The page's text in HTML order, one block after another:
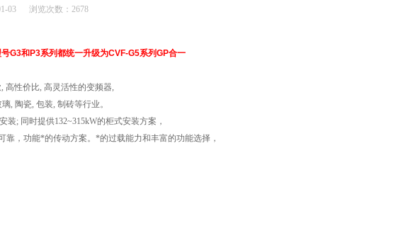
03 浏览次数：2678
G3和P3系列都统一升级为CVF-G5系列GP合一
, 高性价比, 高灵活性的变频器,
璃, 陶瓷, 包装, 制砖等行业。
装; 同时提供132~315kW的柜式安装方案，
，功能*的传动方案。*的过载能力和丰富的功能选择，